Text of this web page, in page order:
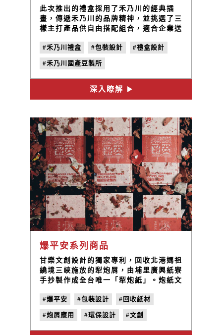
此次推出的禮盒採用了禾乃川的經典插
畫，傳遞禾乃川的品牌精神，並挑選了三
樣主打產品供自由搭配組合，適合企業送
#禾乃川禮盒
#包裝設計 #禮盒設計
#禾乃川國產豆製所
深入瞭解
爆平安系列商品
甘樂文創設計的獨家專利，回收北港媽祖
繞境三峽施放的犁炮屑，由埔里廣興紙寮
手抄製作成全台唯一「犁炮紙」。炮紙文
天應人的精神，同時也是甘樂一次難得的
環保產品設計經驗。
#爆平安 #包裝設計 #回收紙材
#炮屑應用 #環保設計 #文創
#產品設計 #地方創生 #北港 #媽祖